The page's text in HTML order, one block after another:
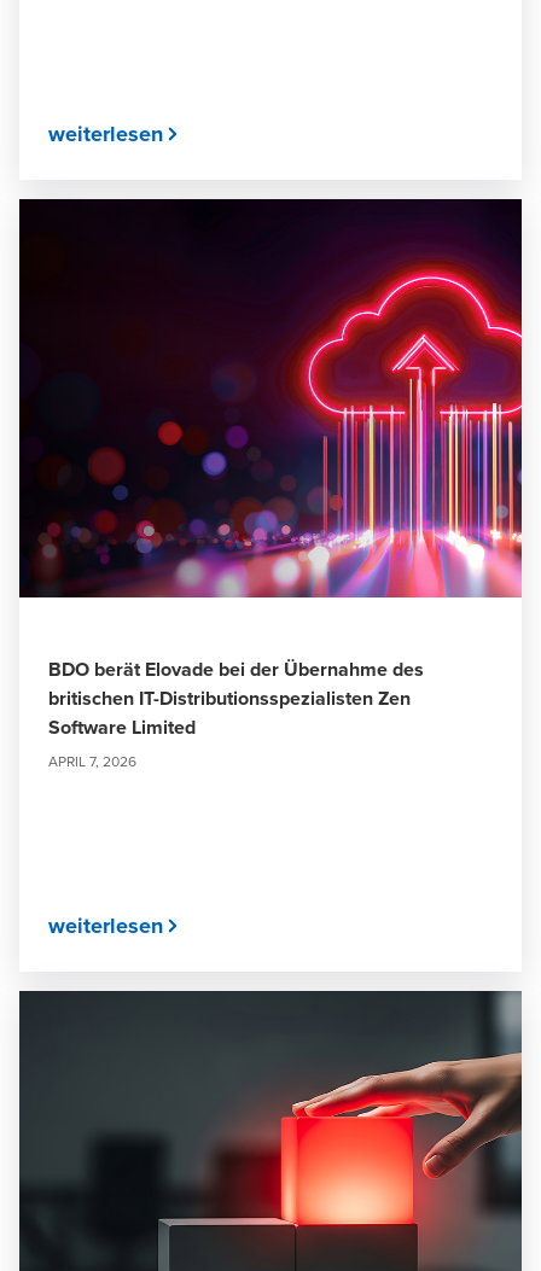
weiterlesen
BDO berät Elovade bei der Übernahme des
britischen IT-Distributionsspezialisten Zen
Software Limited
APRIL 7, 2026
weiterlesen